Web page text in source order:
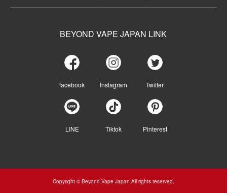
BEYOND VAPE JAPAN LINK
facebook Instagram Twitter
LINE Tiktok Pinterest
Copyright © Beyond Vape Japan All rights reserved.